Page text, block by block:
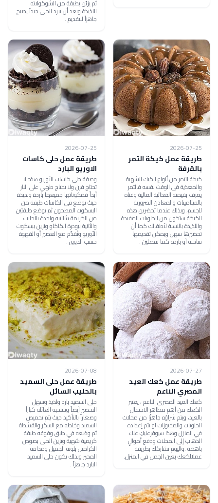
ثم يزيّن بطبقة من الشوكولاته
اللذيذة وبعد أن يبرد الحلى جيداً يصبح
جاهزاً للتقديم .
2026-07-25
طريقة عمل كيكة التمر
بالقرفة
كيكة التمر من أنواع الكيك الشهية
والمغذية في الوقت نفسه فالتمر
يعرف بقيمته الغذائية العالية وغناه
بالفيتامينات والمعادن الضرورية
للجسم، وبذلك عندما تحضرين هذه
الكيكة ستكون من الحلويات المفيدة
واللذيذة بالنسبة لأطفالك كما أن
تحضيرها سهل ويمكن تقديمها
ساخنة أو باردة كما تفضلين .
2026-07-25
طريقة عمل حلى كاسات
الاوريو البارد
وصفة حلى كاسات الأوريو هذه لا
تحتاج فرن ولا تحتاج طهي على النار
أبداً فمكوناتها جميعها باردة ولذيذة
حيث توضع في الكاسات طبقة من
البسكوت المطحون ثم توضع طبقتين
من الكريمة شانتيه واحدة بالحليب
والثانية ببودرة الكاكاو ونزين ببسكوت
الأوريو وتُقدَّم مع العصير أو القهوة
حسب الذوق .
2026-07-27
طريقة عمل كعك العيد
المصري الناعم
كعك العيد المصري الناعم ، يعتبر
الكعك من أهم مظاهر الاحتفال
بالعيد، ويتم شراؤه جاهزًا من محلات
الحلويات والمخبوزات او يتم إعداده
في المنزل وهذا سيوفرعليكِ عناء
الذهاب إلى المحلات ودفع أموالٍ
باهظة .واليوم نشارككِ بطريقة
عملالكعك بعين الجمل في المنزل.
2026-07-08
طريقة عمل حلى السميد
بالحليب السائل
حلى السميد بارد ولذيذ وسهل
التحضير أيضاً وستحبه العائلة كباراً
وصغاراً بالتأكيد حيث يتم تحميص
السميد وخلطه مع السكر والقشطة
ثم وضعه في طبق وفوقه طبقة
كريمية شهية ويزين الحلى بصوص
الكراميل بلونه الجميل ومذاقه
المميز وبذلك يكون حلى السميد
البارد جاهزاً .